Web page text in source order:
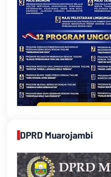
DPRD Muarojambi